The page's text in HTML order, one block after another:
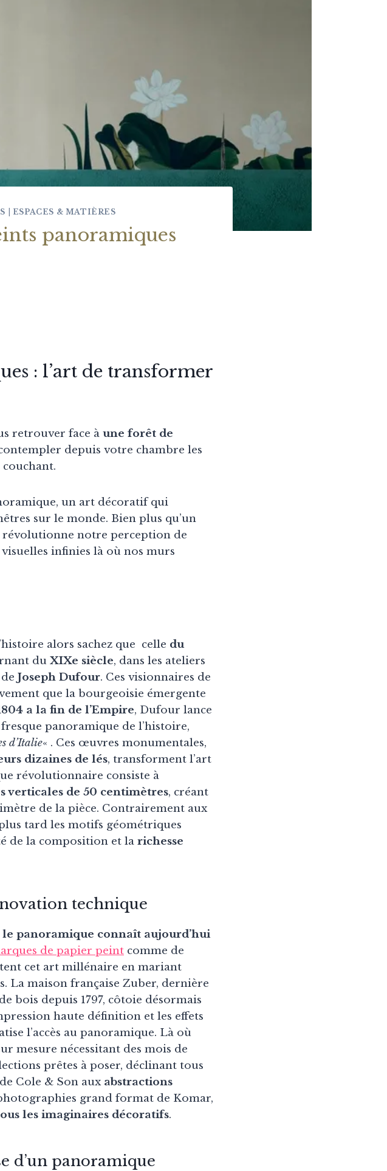
ESPACES & MATIÈRES
panoramiques
: l’art de transformer
retrouver face à une forêt de
depuis votre chambre les
un art décoratif qui
sur le monde. Bien plus qu’un
notre perception de
visuelles infinies là où nos murs
alors sachez que celle du
du XIXe siècle, dans les ateliers
Joseph Dufour. Ces visionnaires de
que la bourgeoisie émergente
a la fin de l’Empire, Dufour lance
panoramique de l’histoire,
d’Italie« . Ces œuvres monumentales,
dizaines de lés, transforment l’art
révolutionnaire consiste à
verticales de 50 centimètres, créant
de la pièce. Contrairement aux
tard les motifs géométriques
de la composition et la richesse
technique
le panoramique connaît aujourd’hui
de papier peint comme de
cet art millénaire en mariant
La maison française Zuber, dernière
bois depuis 1797, côtoie désormais
haute définition et les effets
l’accès au panoramique. Là où
mesure nécessitant des mois de
prêtes à poser, déclinant tous
de Cole & Son aux abstractions
grand format de Komar,
les imaginaires décoratifs.
d’un panoramique